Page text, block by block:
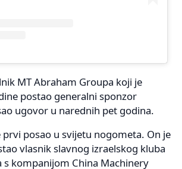
MT Abraham Groupa koji je
postao generalni sponzor
ugovor u narednih pet godina.
prvi posao u svijetu nogometa. On je
vlasnik slavnog izraelskog kluba
s kompanijom China Machinery